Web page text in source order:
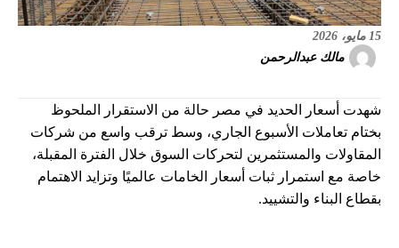
15 مايو، 2026
مالك عبدالرحمن
شهدت أسعار الحديد في مصر حالة من الاستقرار الملحوظ
بختام تعاملات الأسبوع الجاري، وسط ترقب واسع من شركات
المقاولات والمستثمرين لتحركات السوق خلال الفترة المقبلة،
خاصة مع استمرار ثبات أسعار الخامات عالميًا وتزايد الاهتمام
بقطاع البناء والتشييد.